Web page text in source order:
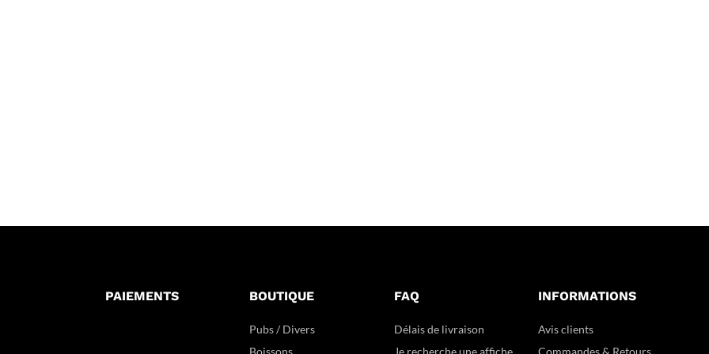
PAIEMENTS BOUTIQUE
Pubs / Divers
Boissons
FAQ
Délais de livraison
Je recherche une affiche
INFORMATIONS
Avis clients
Commandes & Retours